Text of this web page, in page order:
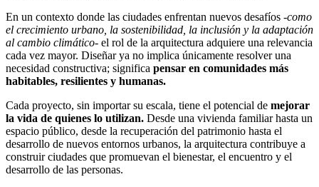
En un contexto donde las ciudades enfrentan nuevos desafíos -como
el crecimiento urbano, la sostenibilidad, la inclusión y la adaptación
al cambio climático- el rol de la arquitectura adquiere una relevancia
cada vez mayor. Diseñar ya no implica únicamente resolver una
necesidad constructiva; significa pensar en comunidades más
habitables, resilientes y humanas.
Cada proyecto, sin importar su escala, tiene el potencial de mejorar
la vida de quienes lo utilizan. Desde una vivienda familiar hasta un
espacio público, desde la recuperación del patrimonio hasta el
desarrollo de nuevos entornos urbanos, la arquitectura contribuye a
construir ciudades que promuevan el bienestar, el encuentro y el
desarrollo de las personas.